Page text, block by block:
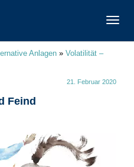
Anlagen » Volatilität –
21. Februar 2020
Feind